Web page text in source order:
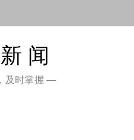
闻
及时掌握 —